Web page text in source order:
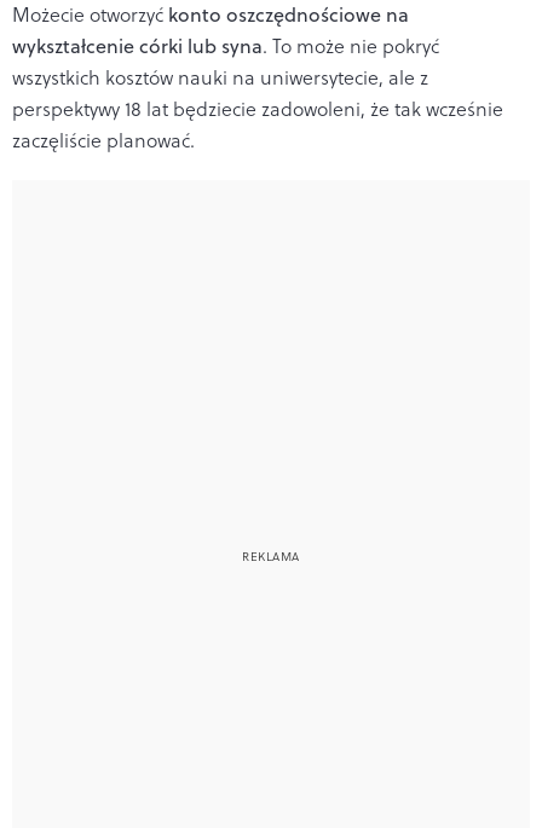
Możecie otworzyć konto oszczędnościowe na
wykształcenie córki lub syna. To może nie pokryć
wszystkich kosztów nauki na uniwersytecie, ale z
perspektywy 18 lat będziecie zadowoleni, że tak wcześnie
zaczęliście planować.